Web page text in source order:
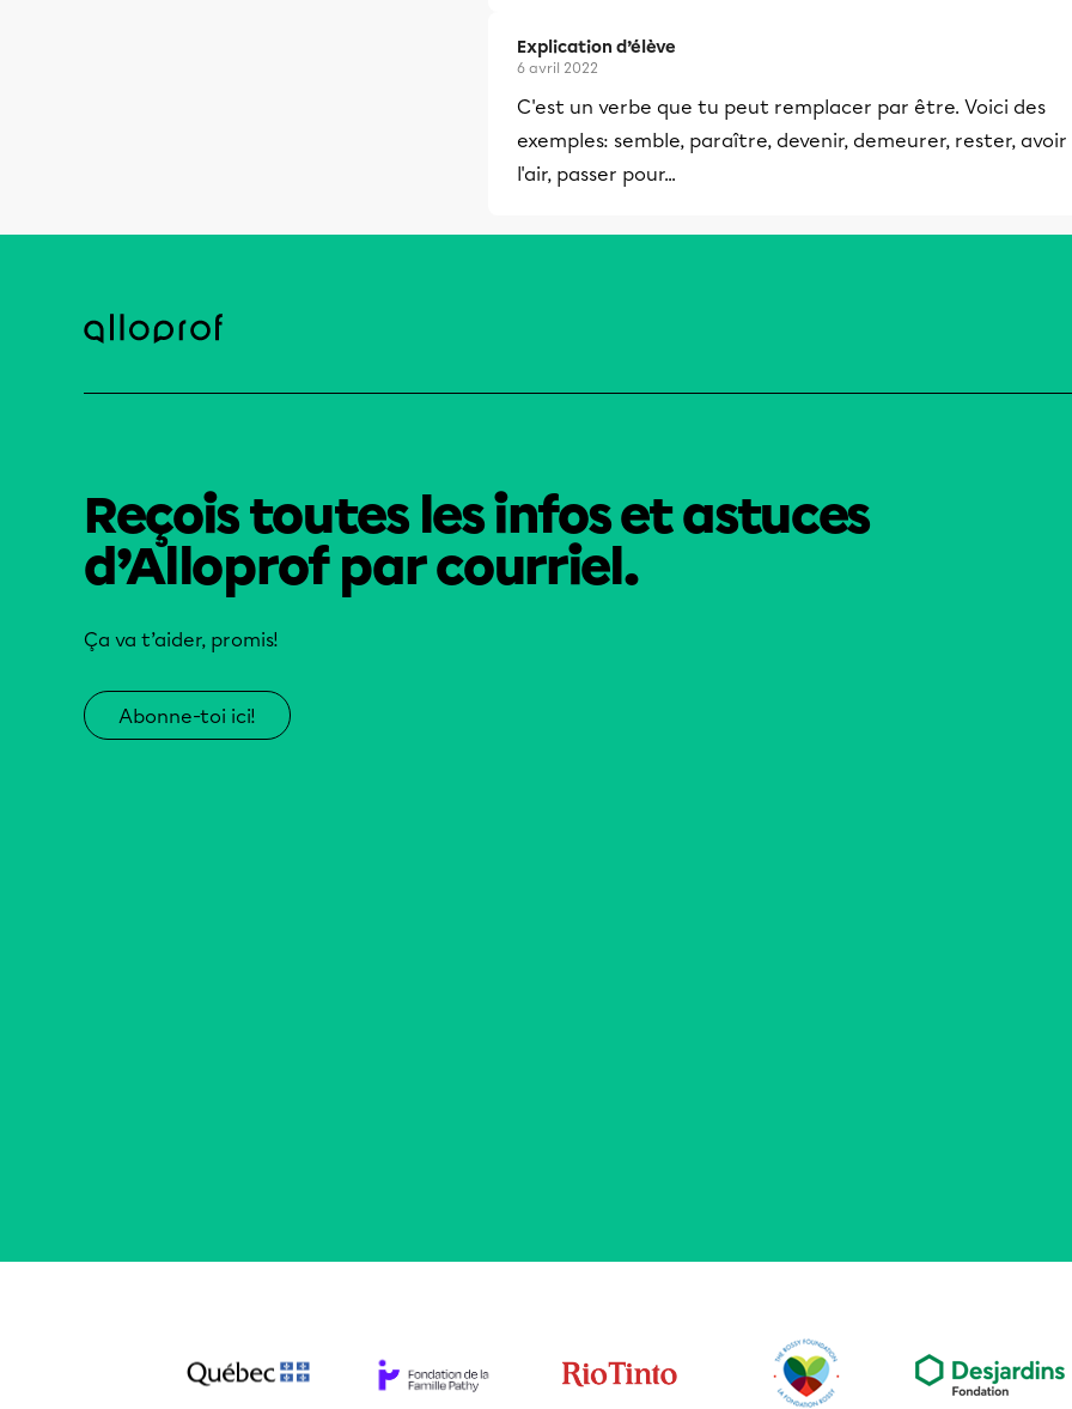
Explication d’élève
6 avril 2022
C'est un verbe que tu peut remplacer par être. Voici des
exemples: semble, paraître, devenir, demeurer, rester, avoir
l'air, passer pour...
Reçois toutes les infos et astuces
d’Alloprof par courriel.
Ça va t’aider, promis!
Abonne-toi ici!